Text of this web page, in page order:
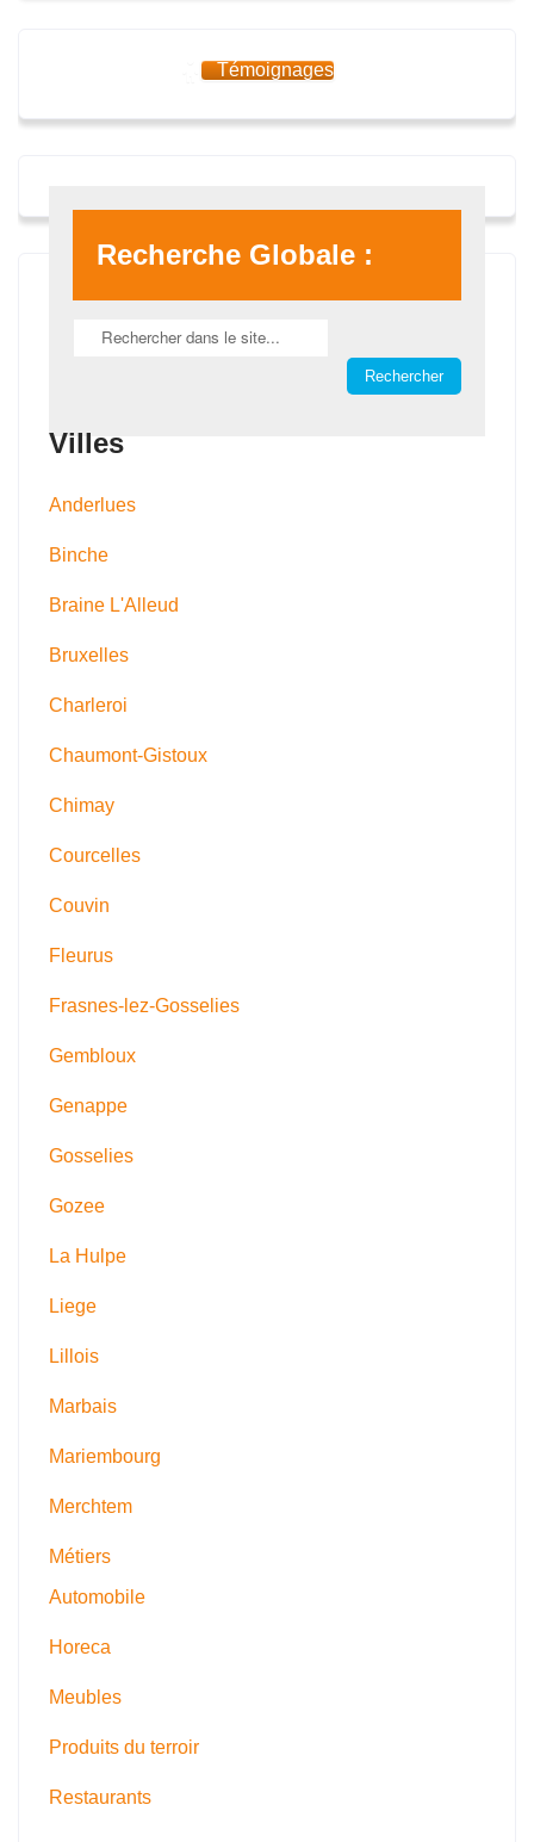
Témoignages
Recherche Globale :
Villes
Anderlues
Binche
Braine L'Alleud
Bruxelles
Charleroi
Chaumont-Gistoux
Chimay
Courcelles
Couvin
Fleurus
Frasnes-lez-Gosselies
Gembloux
Genappe
Gosselies
Gozee
La Hulpe
Liege
Lillois
Marbais
Mariembourg
Merchtem
Métiers
Automobile
Horeca
Meubles
Produits du terroir
Restaurants